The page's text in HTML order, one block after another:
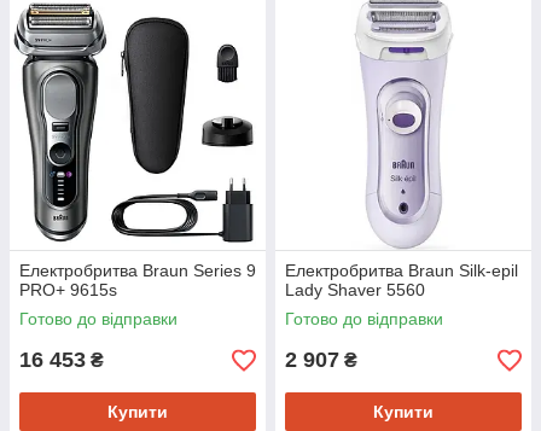
Електробритва Braun Series 9
PRO+ 9615s
Готово до відправки
16 453 ₴
Купити
Електробритва Braun Silk-epil
Lady Shaver 5560
Готово до відправки
2 907 ₴
Купити